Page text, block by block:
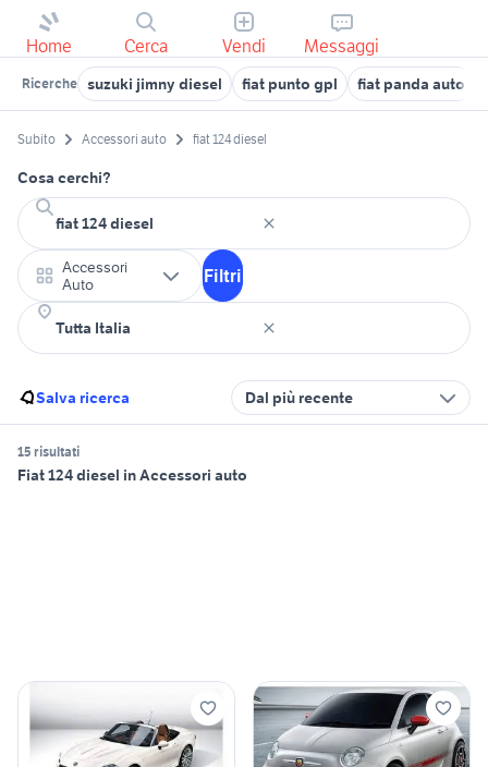
Home Cerca Vendi Messaggi
Ricerche suzuki jimny diesel fiat punto gpl fiat panda auto
Subito Accessori auto fiat 124 diesel
Cosa cerchi?
Accessori
Auto
Filtri
Salva ricerca Dal più recente
15 risultati
Fiat 124 diesel in Accessori auto